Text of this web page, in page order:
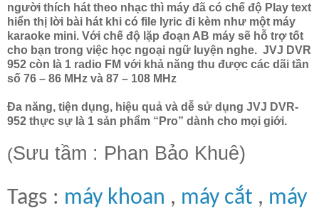
người thích hát theo nhạc thì máy đã có chế độ Play text
hiển thị lời bài hát khi có file lyric đi kèm như một máy
karaoke mini. Với chế độ lặp đoạn AB máy sẽ hỗ trợ tốt
cho bạn trong việc học ngoại ngữ luyện nghe. JVJ DVR
952 còn là 1 radio FM với khả năng thu được các dãi tần
số 76 – 86 MHz và 87 – 108 MHz
Đa năng, tiện dụng, hiệu quả và dễ sử dụng JVJ DVR-
952 thực sự là 1 sản phẩm “Pro” dành cho mọi giới.
(Sưu tầm : Phan Bảo Khuê)
Tags : máy khoan , máy cắt , máy